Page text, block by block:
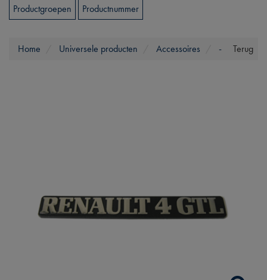
Productgroepen Productnummer
Terug
Home Universele producten Accessoires -